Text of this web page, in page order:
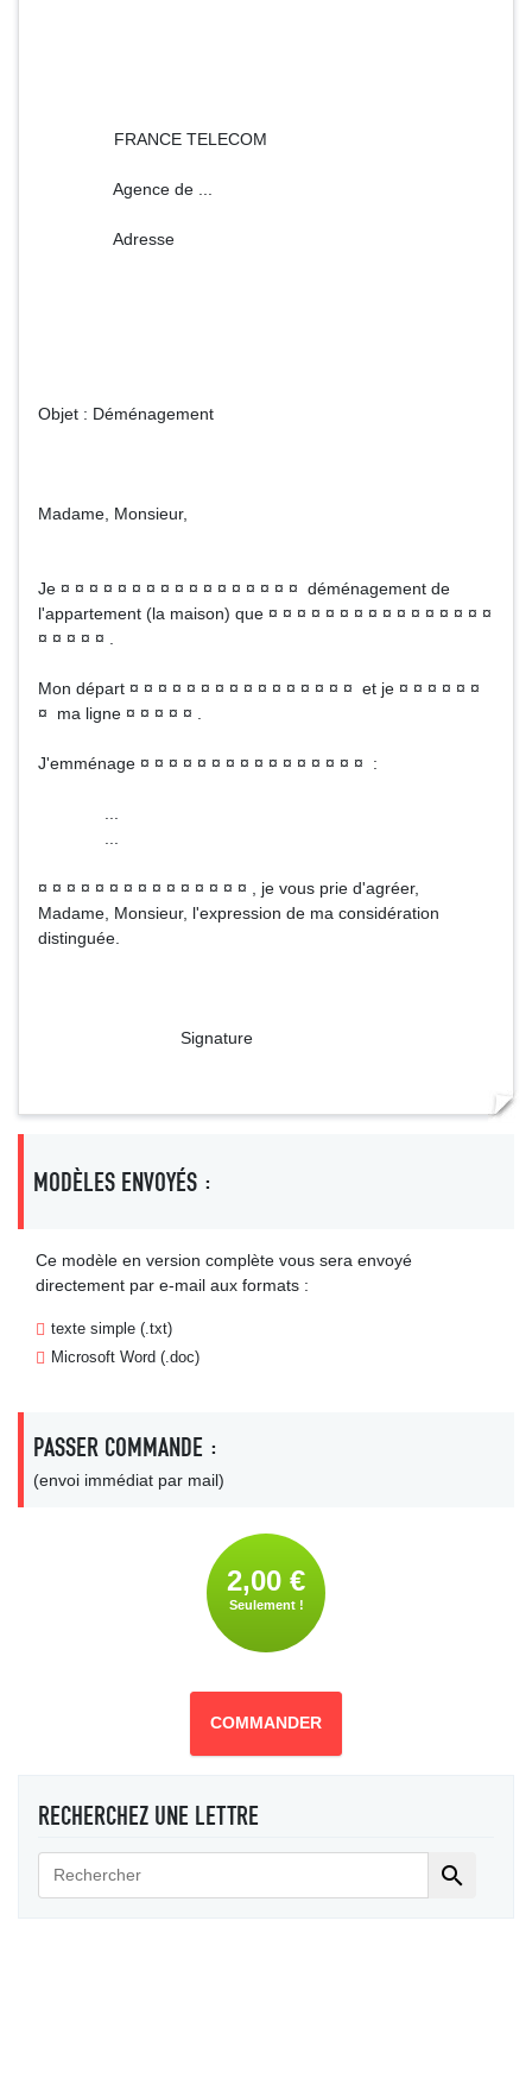
FRANCE TELECOM
Agence de ...
Adresse
Objet : Déménagement
Madame, Monsieur,
Je ¤ ¤ ¤ ¤ ¤ ¤ ¤ ¤ ¤ ¤ ¤ ¤ ¤ ¤ ¤ ¤ ¤ déménagement de
l'appartement (la maison) que ¤ ¤ ¤ ¤ ¤ ¤ ¤ ¤ ¤ ¤ ¤ ¤ ¤ ¤ ¤ ¤
¤ ¤ ¤ ¤ ¤ .
Mon départ ¤ ¤ ¤ ¤ ¤ ¤ ¤ ¤ ¤ ¤ ¤ ¤ ¤ ¤ ¤ ¤ et je ¤ ¤ ¤ ¤ ¤ ¤
¤ ma ligne ¤ ¤ ¤ ¤ ¤ .
J'emménage ¤ ¤ ¤ ¤ ¤ ¤ ¤ ¤ ¤ ¤ ¤ ¤ ¤ ¤ ¤ ¤ :
¤ ¤ ¤ ¤ ¤ ¤ ¤ ¤ ¤ ¤ ¤ ¤ ¤ ¤ ¤ , je vous prie d'agréer,
Madame, Monsieur, l'expression de ma considération
distinguée.
Signature
MODÈLES ENVOYÉS :
Ce modèle en version complète vous sera envoyé
directement par e-mail aux formats :
texte simple (.txt)
Microsoft Word (.doc)
PASSER COMMANDE :
(envoi immédiat par mail)
2,00 €
Seulement !
COMMANDER
RECHERCHEZ UNE LETTRE
